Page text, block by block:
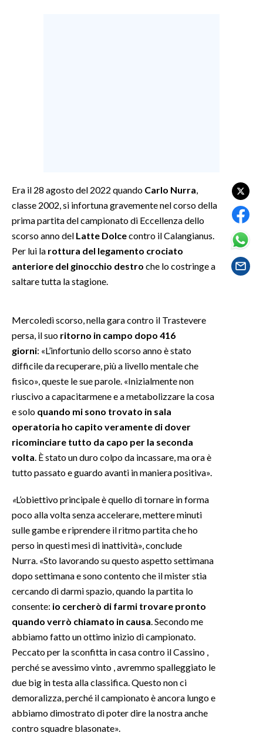
SPETTACOLI
SARDEGNA TURISMO
NOTIZIE
EVENTI
#CARAUNIONE
3 MINUTI CON
INSULARITÀ
INFO AZIENDE
NECROLOGI
PUBBLICITÀ
SPIAGGE
STORE
Era il 28 agosto del 2022 quando Carlo Nurra
classe 2002, si infortuna gravemente nel corso della
prima partita del campionato di Eccellenza dello
scorso anno del Latte Dolcecontro il Calangianus.
Per lui la rottura del legamento crociato
anteriore del ginocchio destro che lo costringe a
saltare tutta la stagione.
Mercoledì scorso, nella gara contro il Trastevere
persa, il suo ritorno in campo dopo 416
giorni: «L’infortunio dello scorso anno è stato
difficile da recuperare, più a livello mentale che
fisico», queste le sue parole. «Inizialmente non
riuscivo a capacitarmene e a metabolizzare la cosa
e solo quando mi sono trovato in sala
operatoria ho capito veramente di dover
ricominciare tutto da capo per la seconda
volta . È stato un duro colpo da incassare, ma ora è
tutto passato e guardo avanti in maniera positiva».
«L’obiettivo principale è quello di tornare in forma
poco alla volta senza accelerare, mettere minuti
sulle gambe e riprendere il ritmo partita che ho
perso in questi mesi di inattività», conclude
Nurra. «Sto lavorando su questo aspetto settimana
dopo settimana e sono contento che il mister stia
cercando di darmi spazio, quando la partita lo
consente: io cercherò di farmi trovare pronto
quando verrò chiamato in causa . Secondo me
abbiamo fatto un ottimo inizio di campionato.
Peccato per la sconfitta in casa contro il Cassino ,
perché se avessimo vinto , avremmo spalleggiato le
due big in testa alla classifica. Questo non ci
demoralizza, perché il campionato è ancora lungo e
abbiamo dimostrato di poter dire la nostra anche
contro squadre blasonate».